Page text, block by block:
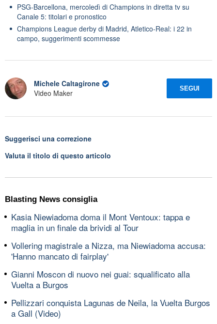
PSG-Barcellona, mercoledì di Champions in diretta tv su
Canale 5: titolari e pronostico
Champions League derby di Madrid, Atletico-Real: i 22 in
campo, suggerimenti scommesse
Michele Caltagirone
Video Maker
SEGUI
Suggerisci una correzione
Valuta il titolo di questo articolo
Blasting News consiglia
Kasia Niewiadoma doma il Mont Ventoux: tappa e
maglia in un finale da brividi al Tour
Vollering magistrale a Nizza, ma Niewiadoma accusa:
'Hanno mancato di fairplay'
Gianni Moscon di nuovo nei guai: squalificato alla
Vuelta a Burgos
Pellizzari conquista Lagunas de Neila, la Vuelta Burgos
a Gall (Video)